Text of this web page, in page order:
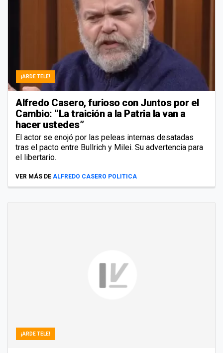
¡ARDE TELE!
Alfredo Casero, furioso con Juntos por el
Cambio: “La traición a la Patria la van a
hacer ustedes”
El actor se enojó por las peleas internas desatadas
tras el pacto entre Bullrich y Milei. Su advertencia para
el libertario.
VER MÁS DE ALFREDO CASERO POLITICA
¡ARDE TELE!